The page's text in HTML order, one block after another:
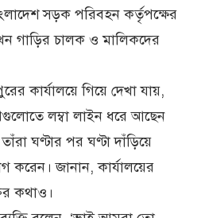
সড়ক পরিবহন কর্তৃপক্ষের
গাড়ির চালক ও মালিকদের
কার্যালয়ে গিয়ে দেখা যায়,
লম্বা লাইন ধরে আছেন
ঘণ্টার পর ঘণ্টা দাঁড়িয়ে
করেন। জানান, কার্যালয়ের
কথাও।